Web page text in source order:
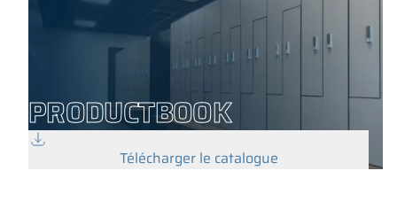
PRODUCTBOOK
Télécharger le catalogue